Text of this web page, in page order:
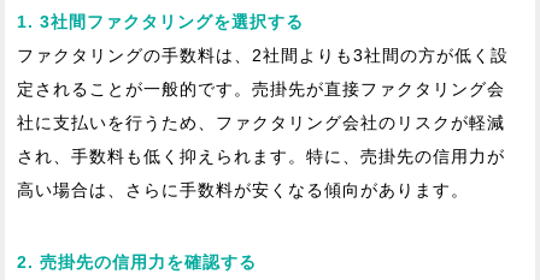
1. 3社間ファクタリングを選択する
ファクタリングの手数料は、2社間よりも3社間の方が低く設
定されることが一般的です。売掛先が直接ファクタリング会
社に支払いを行うため、ファクタリング会社のリスクが軽減
され、手数料も低く抑えられます。特に、売掛先の信用力が
高い場合は、さらに手数料が安くなる傾向があります。
2. 売掛先の信用力を確認する